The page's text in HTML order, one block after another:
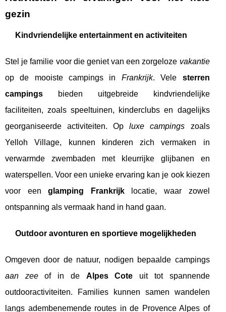
gezin
Kindvriendelijke entertainment en activiteiten
Stel je familie voor die geniet van een zorgeloze vakantie
op de mooiste campings in Frankrijk. Vele sterren
campings bieden uitgebreide kindvriendelijke
faciliteiten, zoals speeltuinen, kinderclubs en dagelijks
georganiseerde activiteiten. Opluxe campings zoals
Yelloh Village, kunnen kinderen zich vermaken in
verwarmde zwembaden met kleurrijke glijbanen en
waterspellen. Voor een unieke ervaring kan je ook kiezen
voor eenglamping Frankrijklocatie, waar zowel
ontspanning als vermaak hand in hand gaan.
Outdoor avonturen en sportieve mogelijkheden
Omgeven door de natuur, nodigen bepaalde campings
aan zeeof in de Alpes Cote uit tot spannende
outdooractiviteiten. Families kunnen samen wandelen
langs adembenemende routes in de Provence Alpes of